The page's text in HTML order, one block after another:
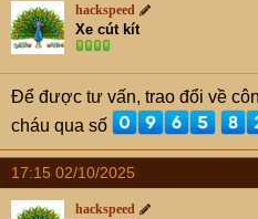
hackspeed
Xe cút kít
Để được tư vấn, trao đổi về
cháu qua số
17:15 02/10/2025
hackspeed